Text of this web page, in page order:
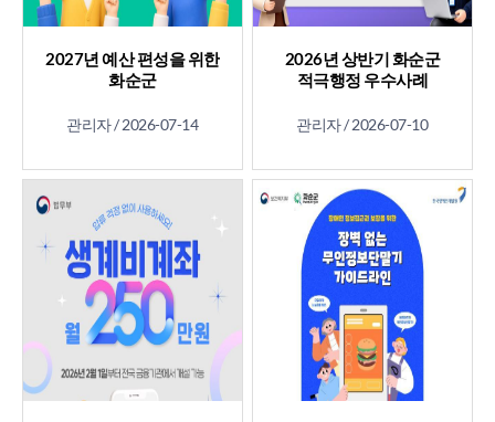
2027년 예산 편성을 위한
화순군
함께해 주세요
관리자 /2026-07-14
2026년 상반기 화순군
적극행정 우수사례
관리자 /2026-07-10